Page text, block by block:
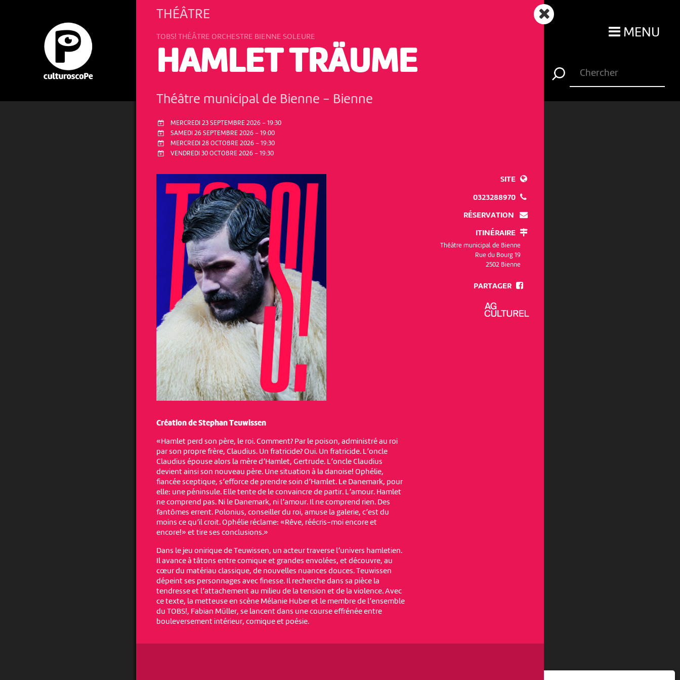
MENU
MERCREDI 23 SEPTEMBRE 2026 – 19:30
SAMEDI 26 SEPTEMBRE 2026 – 19:00
MERCREDI 28 OCTOBRE 2026 – 19:30
VENDREDI 30 OCTOBRE 2026 – 19:30
THÉÂTRE
TOBS! THÉÂTRE ORCHESTRE BIENNE SOLEURE
HAMLET TRÄUME
Théâtre municipal de Bienne - Bienne
Création de Stephan Teuwissen
«Hamlet perd son père, le roi. Comment? Par le poison, administré au roi
par son propre frère, Claudius. Un fratricide? Oui. Un fratricide. L’oncle
Claudius épouse alors la mère d’Hamlet, Gertrude. L’oncle Claudius
devient ainsi son nouveau père. Une situation à la danoise! Ophélie,
fiancée sceptique, s’efforce de prendre soin d’Hamlet. Le Danemark, pour
elle: une péninsule. Elle tente de le convaincre de partir. L’amour. Hamlet
ne comprend pas. Ni le Danemark, ni l’amour. Il ne comprend rien. Des
fantômes errent. Polonius, conseiller du roi, amuse la galerie, c’est du
moins ce qu’il croit. Ophélie réclame: «Rêve, réécris-moi encore et
encore!» et tire ses conclusions.»
Dans le jeu onirique de Teuwissen, un acteur traverse l’univers hamletien.
Il avance à tâtons entre comique et grandes envolées, et découvre, au
cœur du matériau classique, de nouvelles nuances douces. Teuwissen
dépeint ses personnages avec finesse. Il recherche dans sa pièce la
tendresse et l’attachement au milieu de la tension et de la violence. Avec
ce texte, la metteuse en scène Mélanie Huber et le membre de l’ensemble
du TOBS!, Fabian Müller, se lancent dans une course effrénée entre
bouleversement intérieur, comique et poésie.
SITE
0323288970
RÉSERVATION
ITINÉRAIRE
Théâtre municipal de Bienne
Rue du Bourg 19
2502 Bienne
PARTAGER